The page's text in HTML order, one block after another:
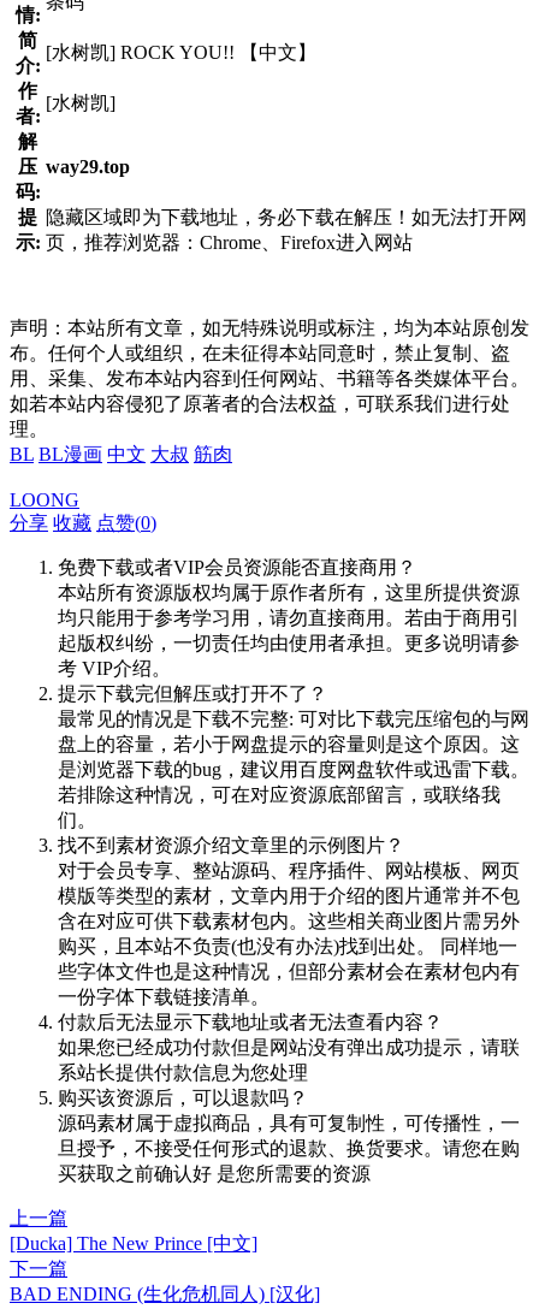
情:
简
介:
[水树凯] ROCK YOU!! 【中文】
作
者:
[水树凯]
解
压
码:
way29.top
提
示:
隐藏区域即为下载地址，务必下载在解压！如无法打开网
页，推荐浏览器：Chrome、Firefox进入网站
声明：本站所有文章，如无特殊说明或标注，均为本站原创发
布。任何个人或组织，在未征得本站同意时，禁止复制、盗
用、采集、发布本站内容到任何网站、书籍等各类媒体平台。
如若本站内容侵犯了原著者的合法权益，可联系我们进行处
理。
BL BL漫画 中文 大叔 筋肉
LOONG
分享 收藏 点赞(0)
免费下载或者VIP会员资源能否直接商用？
本站所有资源版权均属于原作者所有，这里所提供资源
均只能用于参考学习用，请勿直接商用。若由于商用引
起版权纠纷，一切责任均由使用者承担。更多说明请参
考 VIP介绍。
提示下载完但解压或打开不了？
最常见的情况是下载不完整: 可对比下载完压缩包的与网
盘上的容量，若小于网盘提示的容量则是这个原因。这
是浏览器下载的bug，建议用百度网盘软件或迅雷下载。
若排除这种情况，可在对应资源底部留言，或联络我
们。
找不到素材资源介绍文章里的示例图片？
对于会员专享、整站源码、程序插件、网站模板、网页
模版等类型的素材，文章内用于介绍的图片通常并不包
含在对应可供下载素材包内。这些相关商业图片需另外
购买，且本站不负责(也没有办法)找到出处。 同样地一
些字体文件也是这种情况，但部分素材会在素材包内有
一份字体下载链接清单。
付款后无法显示下载地址或者无法查看内容？
如果您已经成功付款但是网站没有弹出成功提示，请联
系站长提供付款信息为您处理
购买该资源后，可以退款吗？
源码素材属于虚拟商品，具有可复制性，可传播性，一
旦授予，不接受任何形式的退款、换货要求。请您在购
买获取之前确认好 是您所需要的资源
上一篇
[Ducka] The New Prince [中文]
下一篇
BAD ENDING (生化危机同人) [汉化]